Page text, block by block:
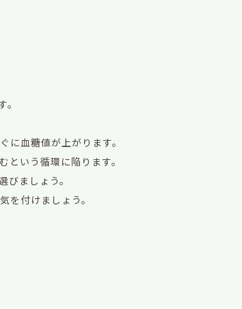
血糖値が上がります。
いう循環に陥ります。
ましょう。
を付けましょう。